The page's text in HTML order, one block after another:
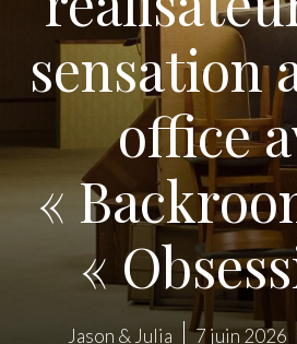
sensation
office
«
«
Jason & Julia 7 juin 2026